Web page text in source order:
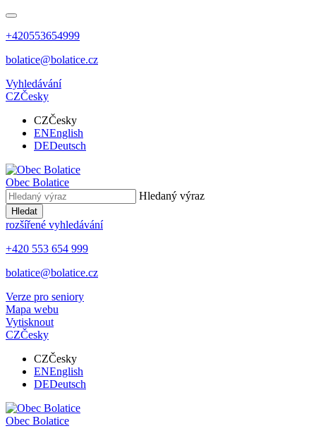
+420553654999
bolatice@bolatice.cz
Vyhledávání
CZČesky
CZČesky
ENEnglish
DEDeutsch
Obec Bolatice
Hledaný výraz
Hledat
rozšířené vyhledávání
+420 553 654 999
bolatice@bolatice.cz
Verze pro seniory
Mapa webu
Vytisknout
CZČesky
CZČesky
ENEnglish
DEDeutsch
Obec Bolatice